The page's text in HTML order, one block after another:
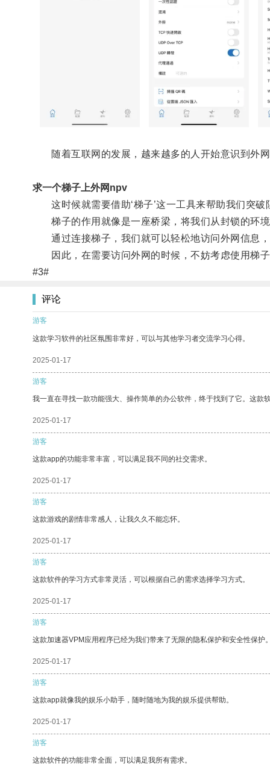
随着互联网的发展，越来越多的人开始意识到外网
求一个梯子上外网npv
这时候就需要借助‘梯子’这一工具来帮助我们突破
梯子的作用就像是一座桥梁，将我们从封锁的环境
通过连接梯子，我们就可以轻松地访问外网信息，
因此，在需要访问外网的时候，不妨考虑使用梯
#3#
评论
游客
这款学习软件的社区氛围非常好，可以与其他学习者交流学习心得。
2025-01-17
游客
我一直在寻找一款功能强大、操作简单的办公软件，终于找到了它。这
2025-01-17
游客
这款app的功能非常丰富，可以满足我不同的社交需求。
2025-01-17
游客
这款游戏的剧情非常感人，让我久久不能忘怀。
2025-01-17
游客
这款软件的学习方式非常灵活，可以根据自己的需求选择学习方式。
2025-01-17
游客
这款加速器VPM应用程序已经为我们带来了无限的隐私保护和安全性保护
2025-01-17
游客
这款app就像我的娱乐小助手，随时随地为我的娱乐提供帮助。
2025-01-17
游客
这款软件的功能非常全面，可以满足我所有需求。